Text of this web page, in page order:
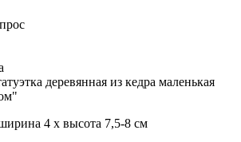
деревянная из кедра маленькая
4 x высота 7,5-8 см